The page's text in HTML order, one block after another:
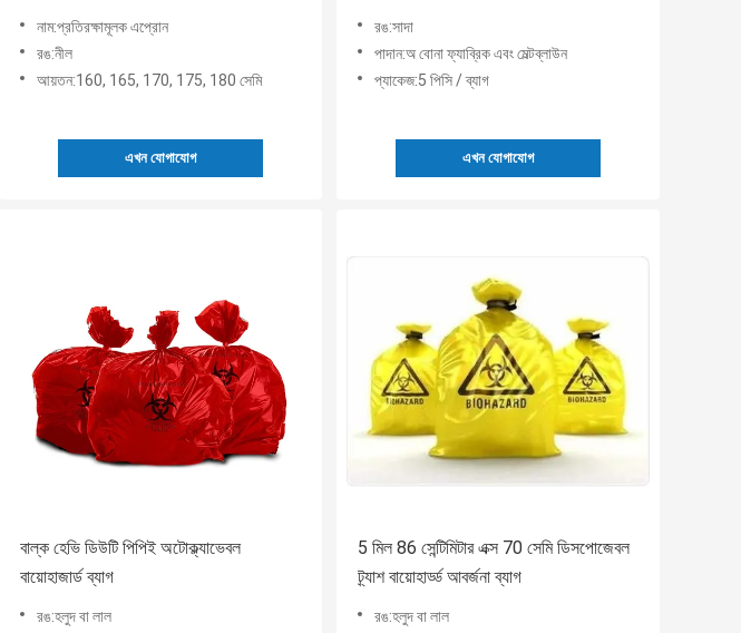
নাম:প্রতিরক্ষামূলক এপ্রোন
রঙ:নীল
আয়তন:160, 165, 170, 175, 180 সেমি
এখন যোগাযোগ
রঙ:সাদা
পাদান:অ বোনা ফ্যাব্রিক এবং মেল্টব্লাউন
প্যাকেজ:5 পিসি / ব্যাগ
এখন যোগাযোগ
বাল্ক হেভি ডিউটি ​​পিপিই অটোক্ল্যাভেবল
বায়োহাজার্ড ব্যাগ
রঙ:হলুদ বা লাল
5 মিল 86 সেন্টিমিটার এক্স 70 সেমি ডিসপোজেবল
ট্র্যাশ বায়োহার্ড্ড আবর্জনা ব্যাগ
রঙ:হলুদ বা লাল